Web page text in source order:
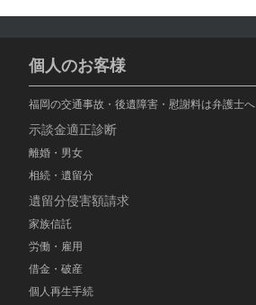
個人のお客様
福岡の交通事故・後遺障害・慰謝料は弁護士へ
示談金適正診断
離婚・男女
相続・遺留分
遺留分侵害額請求
家族信託
労働・雇用
借金・破産
個人再生手続